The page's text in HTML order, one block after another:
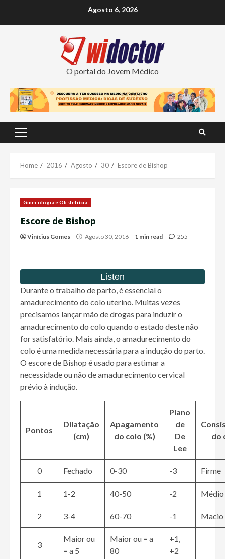
Agosto 6, 2026
O portal do Jovem Médico
Primary
Home 2016 Agosto 30 Escore de Bishop
Ginecologia e Obstetrícia
Escore de Bishop
Vinícius Gomes Agosto 30, 2016 1 min read 255
Durante o trabalho de parto, é essencial o
amadurecimento do colo uterino. Muitas vezes
precisamos lançar mão de drogas para induzir o
amadurecimento do colo quando o estado deste não
for satisfatório. Mais ainda, o amadurecimento do
colo é uma medida necessária para a indução do parto.
O escore de Bishop é usado para estimar a
necessidade ou não de amadurecimento cervical
prévio à indução.
Pontos
Dilatação
(cm)
Apagamento
do colo (%)
Plano
de
De
Lee
do
0 Fechado 0-30 -3 Firme
1 1-2 40-50 -2 Médio
2 3-4 60-70 -1 Macio
3
Maior ou
= a 5
Maior ou = a
80
+1,
+2